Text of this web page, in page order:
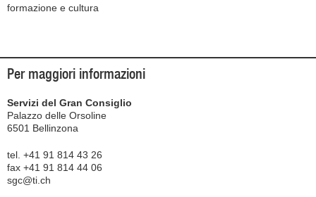
formazione e cultura
Per maggiori informazioni
Servizi del Gran Consiglio
Palazzo delle Orsoline
6501 Bellinzona
tel. +41 91 814 43 26
fax +41 91 814 44 06
sgc@ti.ch